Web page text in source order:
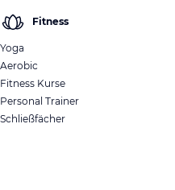
Fitness
Yoga
Aerobic
Fitness Kurse
Personal Trainer
Schließfächer